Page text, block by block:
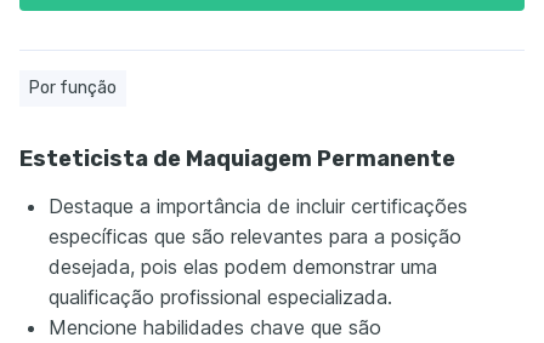
Por função
Esteticista de Maquiagem Permanente
Destaque a importância de incluir certificações
específicas que são relevantes para a posição
desejada, pois elas podem demonstrar uma
qualificação profissional especializada.
Mencione habilidades chave que são